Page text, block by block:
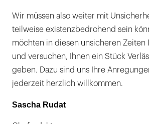
Wir müssen also weiter mit
teilweise existenzbedrohend sein
möchten in diesen unsicheren Zeiten
und versuchen, Ihnen ein Stück
geben. Dazu sind uns Ihre
jederzeit herzlich willkommen.
Sascha Rudat